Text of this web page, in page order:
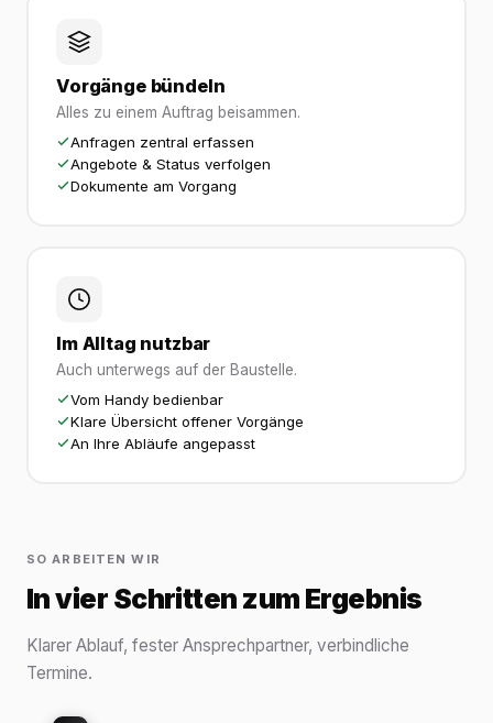
Vorgänge bündeln
Alles zu einem Auftrag beisammen.
Anfragen zentral erfassen
Angebote & Status verfolgen
Dokumente am Vorgang
Im Alltag nutzbar
Auch unterwegs auf der Baustelle.
Vom Handy bedienbar
Klare Übersicht offener Vorgänge
An Ihre Abläufe angepasst
SO ARBEITEN WIR
In vier Schritten zum Ergebnis
Klarer Ablauf, fester Ansprechpartner, verbindliche
Termine.